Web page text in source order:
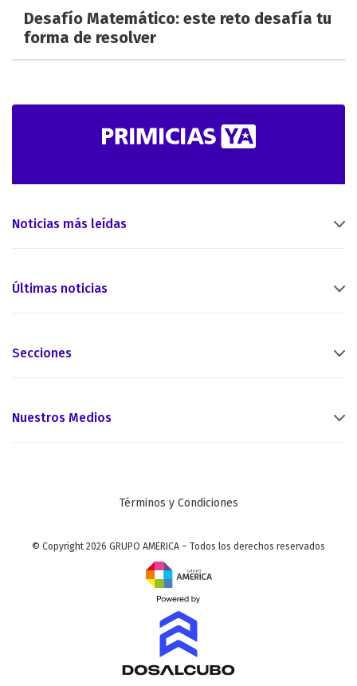
Desafío Matemático: este reto desafía tu
forma de resolver
Noticias más leídas
Últimas noticias
Secciones
Nuestros Medios
Términos y Condiciones
© Copyright 2026 GRUPO AMERICA – Todos los derechos reservados